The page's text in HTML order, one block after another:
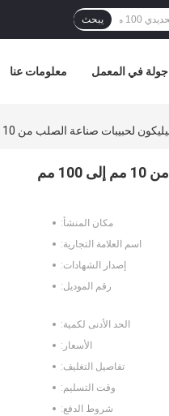
يبحث
معلومات عنا جولة في المعمل
مكان المنشأ:
اسم العلامة التجارية:
إصدار الشهادات:
رقم الموديل:
الحد الأدنى لكمية:
الأسعار:
تفاصيل التغليف:
وقت التسليم:
شروط الدفع: